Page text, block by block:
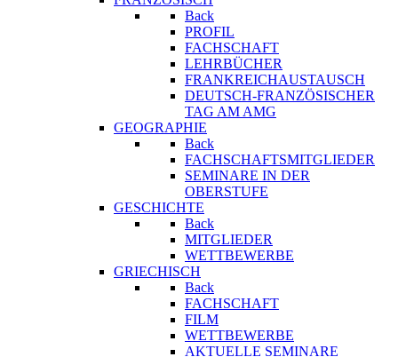
Back
PROFIL
FACHSCHAFT
LEHRBÜCHER
FRANKREICHAUSTAUSCH
DEUTSCH-FRANZÖSISCHER
TAG AM AMG
GEOGRAPHIE
Back
FACHSCHAFTSMITGLIEDER
SEMINARE IN DER
OBERSTUFE
GESCHICHTE
Back
MITGLIEDER
WETTBEWERBE
GRIECHISCH
Back
FACHSCHAFT
FILM
WETTBEWERBE
AKTUELLE SEMINARE